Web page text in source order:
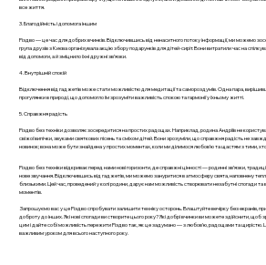
все життя.
3. Благодійність і допомога іншим
Різдво — це час для добрих вчинків. Відключившись від ненаситного потоку інформації, ми можемо
група друзів з Києва організувала акцію збору подарунків для дітей-сиріт. Вони витратили час на
від допомоги, а й зміцнило їхні дружні зв’язки.
4. Внутрішній спокій
Відключення від гаджетів може стати можливістю для медитації та самороздумів. Одна пара,
прогулянки в природі, що допомогло їм зрозуміти важливість спокою та гармонії у їхньому житті.
5. Справжня радість
Різдво без техніки дозволяє зосередитися на простих радощах. Наприклад, родина Андріїв не
свіжої випічки, звуками святкових пісень та сміхом дітей. Вони зрозуміли, що справжня радість не
новинок; вона може бути знайдена у простих моментах, коли ми ділимося любов’ю та щастям з тими,
Різдво без техніки відкриває перед нами нові горизонти, де справжні цінності — родинні зв’язки,
нове звучання. Відключившись від гаджетів, ми можемо зануритися в атмосферу свята, наповнену
близькими. Цей час, проведений у колі родини, дарує нам можливість створювати незабутні спогади
моментів.
Запрошуємо вас у це Різдво спробувати залишити техніку осторонь. Влаштуйте вечірку без екранів,
доброту до інших. Які нові спогади ви створите цього року? Які добрі вчинки ви можете здійснити,
цим і дайте собі можливість пережити Різдво так, як це задумано — з любов’ю, радощами та щирістю.
важливим уроком для всього наступного року.